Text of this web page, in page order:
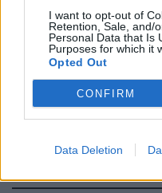
I want to opt-out of
Retention, Sale, and/
Personal Data that Is
Purposes for which it
Opted Out
CONFIRM
Data Deletion
commuove i fan
22/12/2018
EMORRAGIA ALLE
Shakira sta male
18/11/2017